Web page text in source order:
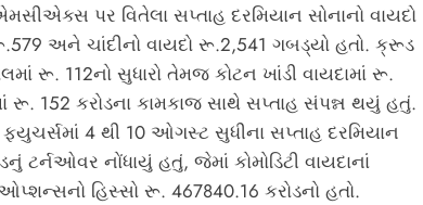
પર વિતેલા સપ્તાહ દરમિયાન સોનાનો વાયદો
અને ચાંદીનો વાયદો રૂ.2,541 ગબડ્યો હતો. ક્રૂડ
રૂ. 112નો સુધારો તેમજ કોટન ખાંડી વાયદામાં રૂ.
રૂ. 152 કરોડના કામકાજ સાથે સપ્તાહ સંપન્ન થયું હતું.
4 થી 10 ઓગસ્ટ સુધીના સપ્તાહ દરમિયાન
ટર્નઓવર નોંધાયું હતું, જેમાં કોમોડિટી વાયદાનાં
હિસ્સો રૂ. 467840.16 કરોડનો હતો.